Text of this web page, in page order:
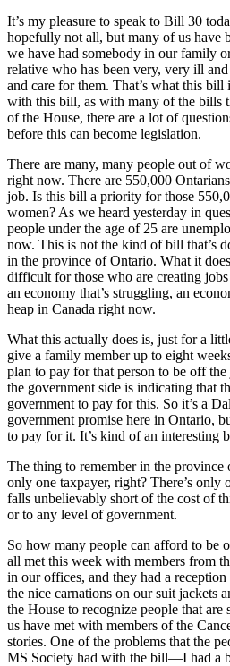
It’s my pleasure to speak to Bill 30
hopefully not all, but many of us have
we have had somebody in our family
relative who has been very, very ill
and care for them. That’s what this
with this bill, as with many of the bills
of the House, there are a lot of
before this can become legislation.
There are many, many people out of
right now. There are 550,000
job. Is this bill a priority for those
women? As we heard yesterday in
people under the age of 25 are
now. This is not the kind of bill that’s
in the province of Ontario. What it
difficult for those who are creating
an economy that’s struggling, an
heap in Canada right now.
What this actually does is, just for a
give a family member up to eight
plan to pay for that person to be off
the government side is indicating that
government to pay for this. So it’s a
government promise here in Ontario,
to pay for it. It’s kind of an interesting
The thing to remember in the province
only one taxpayer, right? There’s only
falls unbelievably short of the cost of
or to any level of government.
So how many people can afford to be
all met this week with members from
in our offices, and they had a
the nice carnations on our suit jackets
the House to recognize people that
us have met with members of the
stories. One of the problems that the
MS Society had with the bill—I had a